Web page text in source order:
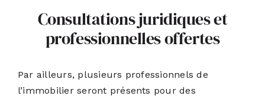
Consultations juridiques et
professionnelles offertes
Par ailleurs, plusieurs professionnels de
l’immobilier seront présents pour des